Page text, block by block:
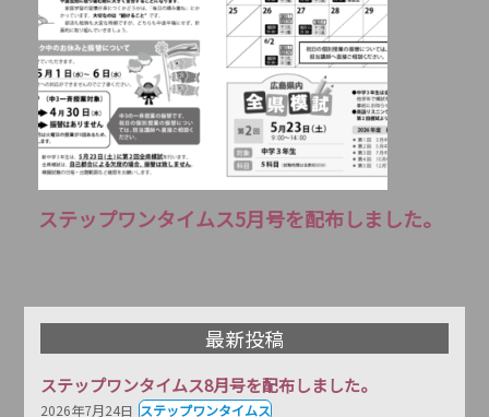
ステップワンタイムス5月号を配布しました。
最新投稿
ステップワンタイムス8月号を配布しました。
2026年7月24日 ステップワンタイムス